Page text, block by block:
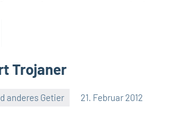
Trojaner
anderes Getier 21. Februar 2012